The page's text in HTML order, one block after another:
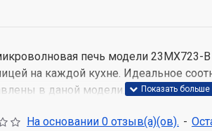
печь модели 23MX723-
на каждой кухне. Идеальное
в даной модели.
печь - одна из самых
На основании 0 отзыв(а)(ов). -